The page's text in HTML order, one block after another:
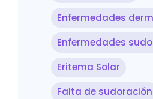
Enfermedades
Enfermedades
Eritema Solar
Falta de sudoración